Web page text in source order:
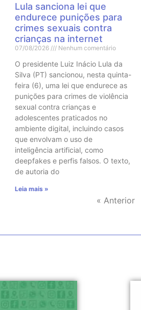
Lula sanciona lei que
endurece punições para
crimes sexuais contra
crianças na internet
07/08/2026 Nenhum comentário
O presidente Luiz Inácio Lula da
Silva (PT) sancionou, nesta quinta-
feira (6), uma lei que endurece as
punições para crimes de violência
sexual contra crianças e
adolescentes praticados no
ambiente digital, incluindo casos
que envolvam o uso de
inteligência artificial, como
deepfakes e perfis falsos. O texto,
de autoria do
Leia mais »
« Anterior